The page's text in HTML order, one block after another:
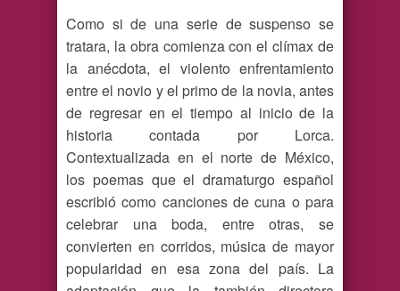
Como si de una serie de suspenso se
tratara, la obra comienza con el clímax de
la anécdota, el violento enfrentamiento
entre el novio y el primo de la novia, antes
de regresar en el tiempo al inicio de la
historia contada por Lorca.
Contextualizada en el norte de México,
los poemas que el dramaturgo español
escribió como canciones de cuna o para
celebrar una boda, entre otras, se
convierten en corridos, música de mayor
popularidad en esa zona del país. La